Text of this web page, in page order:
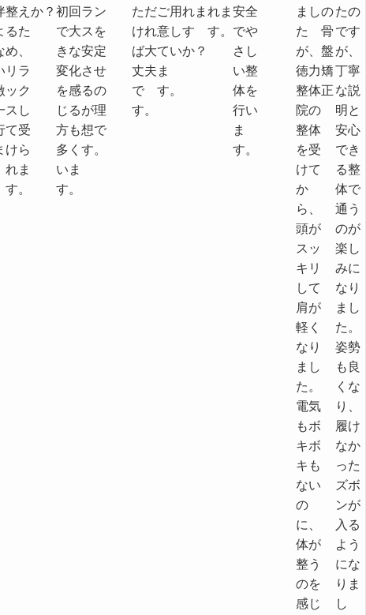
整え
るた
め、
リラ
ック
スし
て受
けら
れま
す。
か？ 初回
で大
きな
変化
を感
じる
方も
多く
いま
す。
ラン
スを
安定
させ
るの
が理
想で
す。
ただ
けれ
ば大
丈夫
で
す。
ご用
意し
てい
ま
す。
れま
す
か？
れま
す。
安全
でや
さし
い整
体を
行い
ま
す。
まし
た
が、
徳力
整体
院の
整体
を受
けて
か
ら、
頭が
スッ
キリ
して
肩が
軽く
なり
まし
た。
電気
もボ
キボ
キも
ない
の
に、
体が
整う
のを
感じ
の
骨
盤
矯
正
たの
です
が、
丁寧
な説
明と
安心
でき
る整
体で
通う
のが
楽し
みに
なり
まし
た。
姿勢
も良
くな
り、
履け
なか
った
ズボ
ンが
入る
よう
にな
りま
し